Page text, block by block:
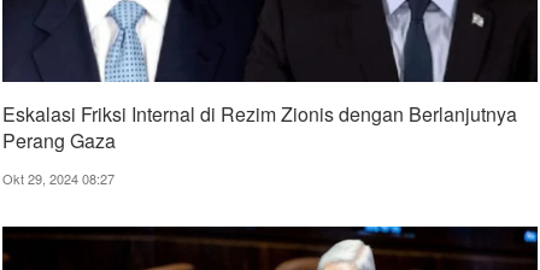
Eskalasi Friksi Internal di Rezim Zionis dengan Berlanjutnya
Perang Gaza
Okt 29, 2024 08:27